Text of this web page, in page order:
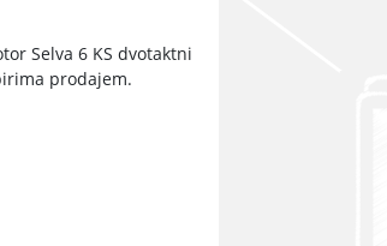
Selva 6 KS dvotaktni
prodajem.